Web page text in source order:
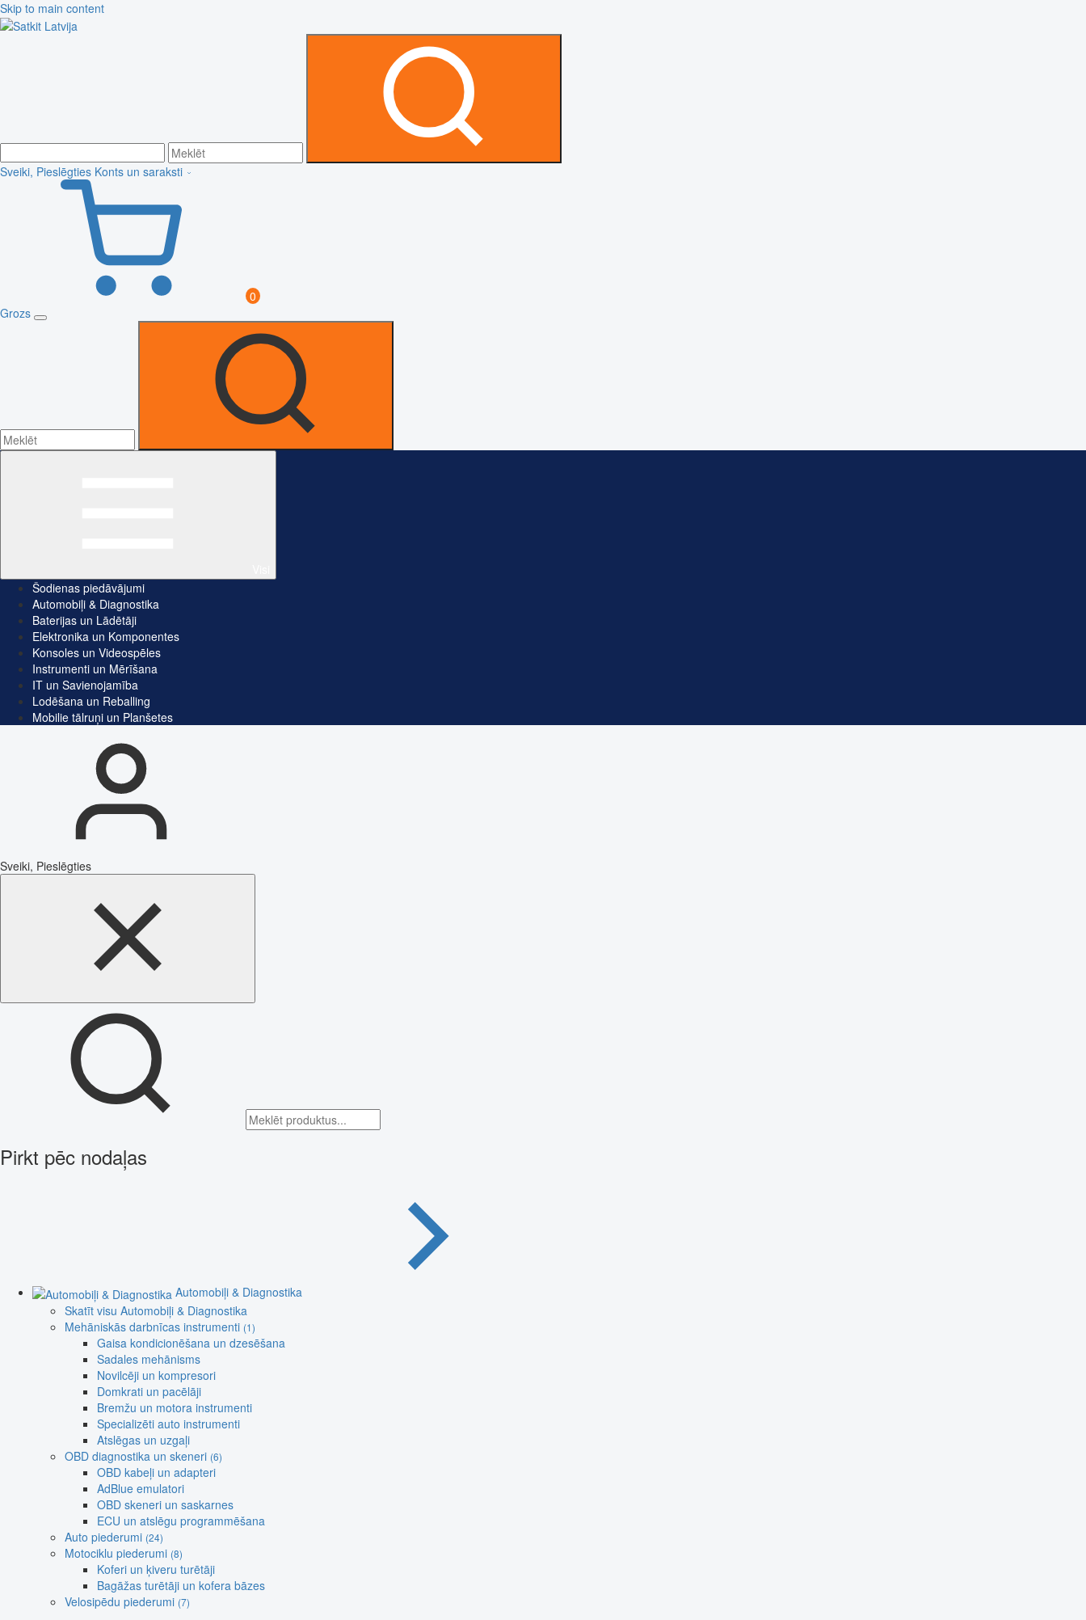
Skip to main content
Sveiki, Pieslēgties Konts un saraksti
0
Grozs
Šodienas piedāvājumi
Automobiļi & Diagnostika
Baterijas un Lādētāji
Elektronika un Komponentes
Konsoles un Videospēles
Instrumenti un Mērīšana
IT un Savienojamība
Lodēšana un Reballing
Mobilie tālruņi un Planšetes
Sveiki, Pieslēgties
Pirkt pēc nodaļas
Automobiļi & Diagnostika
Skatīt visu Automobiļi & Diagnostika
Mehāniskās darbnīcas instrumenti (1)
Gaisa kondicionēšana un dzesēšana
Sadales mehānisms
Novilcēji un kompresori
Domkrati un pacēlāji
Bremžu un motora instrumenti
Specializēti auto instrumenti
Atslēgas un uzgaļi
OBD diagnostika un skeneri (6)
OBD kabeļi un adapteri
AdBlue emulatori
OBD skeneri un saskarnes
ECU un atslēgu programmēšana
Auto piederumi (24)
Motociklu piederumi (8)
Koferi un ķiveru turētāji
Bagāžas turētāji un kofera bāzes
Velosipēdu piederumi (7)